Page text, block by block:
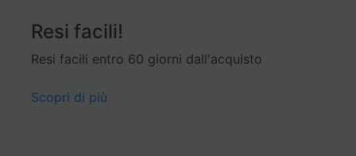
Resi facili!
Resi facili entro 60 giorni dall'acquisto
Scopri di più